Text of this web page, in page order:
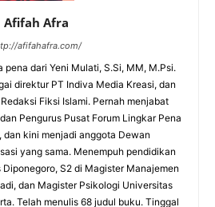
Afifah Afra
afifahafra.com/
pena dari Yeni Mulati, S.Si, MM, M.Psi.
direktur PT Indiva Media Kreasi, dan
Fiksi Islami. Pernah menjabat
Pengurus Pusat Forum Lingkar Pena
dan kini menjadi anggota Dewan
yang sama. Menempuh pendidikan
Diponegoro, S2 di Magister Manajemen
dan Magister Psikologi Universitas
Telah menulis 68 judul buku. Tinggal